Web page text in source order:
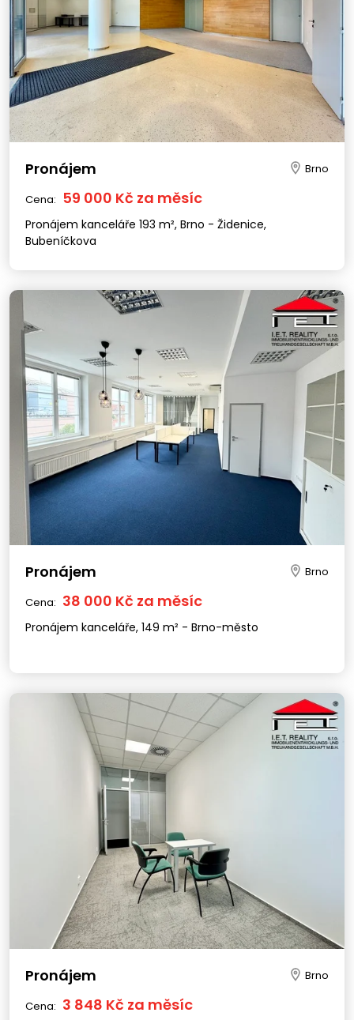
Pronájem Brno
Cena: 59 000 Kč za měsíc
Pronájem kanceláře 193 m², Brno - Židenice,
Bubeníčkova
Pronájem Brno
Cena: 38 000 Kč za měsíc
Pronájem kanceláře, 149 m² - Brno-město
Pronájem Brno
Cena: 3 848 Kč za měsíc